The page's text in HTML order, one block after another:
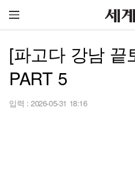
[파고다 강남 끝
PART 5
입력 : 2026-05-31 18:16